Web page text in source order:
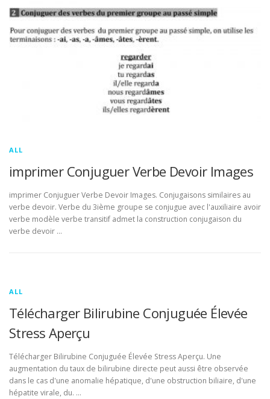
ALL
imprimer Conjuguer Verbe Devoir Images
imprimer Conjuguer Verbe Devoir Images. Conjugaisons similaires au
verbe devoir. Verbe du 3ième groupe se conjugue avec l'auxiliaire avoir
verbe modèle verbe transitif admet la construction conjugaison du
verbe devoir …
ALL
Télécharger Bilirubine Conjuguée Élevée
Stress Aperçu
Télécharger Bilirubine Conjuguée Élevée Stress Aperçu. Une
augmentation du taux de bilirubine directe peut aussi être observée
dans le cas d'une anomalie hépatique, d'une obstruction biliaire, d'une
hépatite virale, du. …